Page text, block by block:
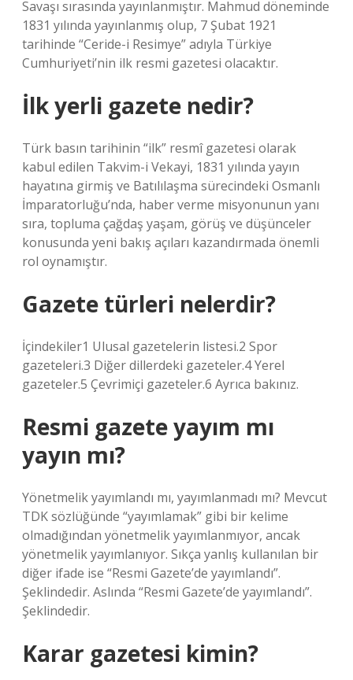
Savaşı sırasında yayınlanmıştır. Mahmud döneminde
1831 yılında yayınlanmış olup, 7 Şubat 1921
tarihinde “Ceride-i Resimye” adıyla Türkiye
Cumhuriyeti’nin ilk resmi gazetesi olacaktır.
İlk yerli gazete nedir?
Türk basın tarihinin “ilk” resmî gazetesi olarak
kabul edilen Takvim-i Vekayi, 1831 yılında yayın
hayatına girmiş ve Batılılaşma sürecindeki Osmanlı
İmparatorluğu’nda, haber verme misyonunun yanı
sıra, topluma çağdaş yaşam, görüş ve düşünceler
konusunda yeni bakış açıları kazandırmada önemli
rol oynamıştır.
Gazete türleri nelerdir?
İçindekiler1 Ulusal gazetelerin listesi.2 Spor
gazeteleri.3 Diğer dillerdeki gazeteler.4 Yerel
gazeteler.5 Çevrimiçi gazeteler.6 Ayrıca bakınız.
Resmi gazete yayım mı
yayın mı?
Yönetmelik yayımlandı mı, yayımlanmadı mı? Mevcut
TDK sözlüğünde “yayımlamak” gibi bir kelime
olmadığından yönetmelik yayımlanmıyor, ancak
yönetmelik yayımlanıyor. Sıkça yanlış kullanılan bir
diğer ifade ise “Resmi Gazete’de yayımlandı”.
Şeklindedir. Aslında “Resmi Gazete’de yayımlandı”.
Şeklindedir.
Karar gazetesi kimin?